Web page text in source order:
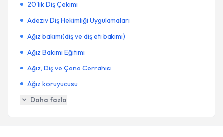
20'lik Diş Çekimi
Adeziv Diş Hekimliği Uygulamaları
Ağız bakımı(diş ve diş eti bakımı)
Ağız Bakımı Eğitimi
Ağız, Diş ve Çene Cerrahisi
Ağız koruyucusu
Daha fazla